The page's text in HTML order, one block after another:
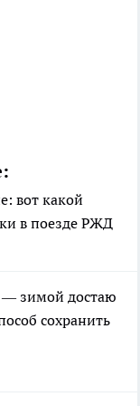
вот какой
в поезде РЖД
— зимой достаю
сохранить